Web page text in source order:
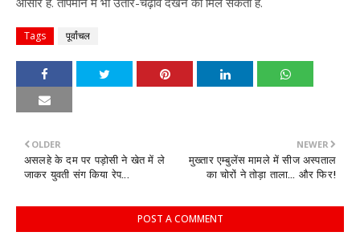
Tags पूर्वांचल
NEWER
मुख्तार एम्बुलेंस मामले में सीज अस्पताल
का चोरों ने तोड़ा ताला... और फिर!
OLDER
असलहे के दम पर पड़ोसी ने खेत में ले
जाकर युवती संग किया रेप...
POST A COMMENT